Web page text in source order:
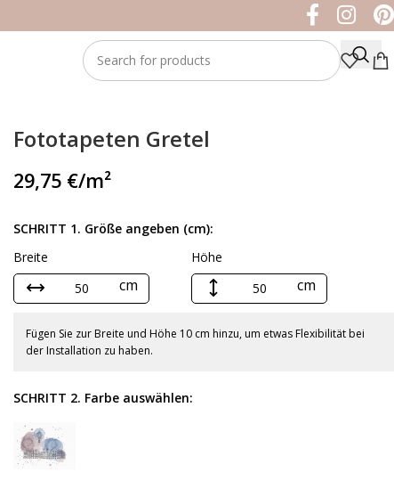
Fototapeten Gretel
29,75 €/m²
SCHRITT 1. Größe angeben (cm):
Breite
cm
Höhe
cm
Fügen Sie zur Breite und Höhe 10 cm hinzu, um etwas Flexibilität bei
der Installation zu haben.
SCHRITT 2. Farbe auswählen: